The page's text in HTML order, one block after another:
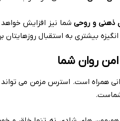
ذهنی و روحیشما نیز افزایش
بیشتری به استقبال روزهایتان
روان شما
همراه است. استرس مزمن می